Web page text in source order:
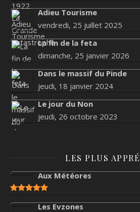
Adieu Tourisme
vendredi, 25 juillet 2025
La fin de la feta
dimanche, 25 janvier 2026
Dans le massif du Pinde
jeudi, 18 janvier 2024
Le jour du Non
jeudi, 26 octobre 2023
LES PLUS
Aux Météores
Les Evzones